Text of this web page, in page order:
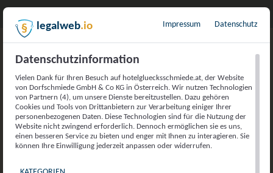
HAUSGEMACHTE SPEZIALITÄTEN
Untypisch vielseitig und ganz
simple
HEIMISCHES WILD GENIESSEN
legalweb.io Impressum Datenschutz
Datenschutzinformation
Vielen Dank für Ihren Besuch auf hotelgluecksschmiede.at, der Website
von Dorfschmiede GmbH & Co KG in Österreich. Wir nutzen Technologien
von Partnern (4), um unsere Dienste bereitzustellen. Dazu gehören
Cookies und Tools von Drittanbietern zur Verarbeitung einiger Ihrer
personenbezogenen Daten. Diese Technologien sind für die Nutzung der
Website nicht zwingend erforderlich. Dennoch ermöglichen sie es uns,
einen besseren Service zu bieten und enger mit Ihnen zu interagieren. Sie
können Ihre Einwilligung jederzeit anpassen oder widerrufen.